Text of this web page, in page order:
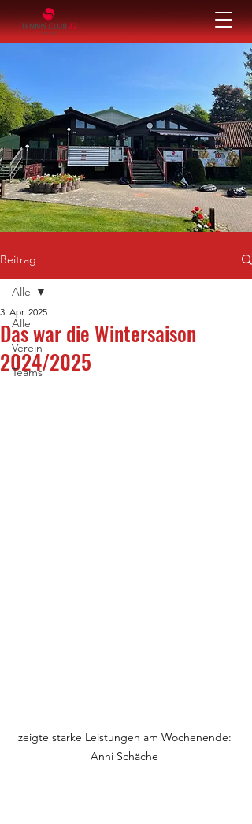
Beitrag
Alle
Verein
Teams
Alle
Das war die Wintersaison
2024/2025
3. Apr. 2025
zeigte starke Leistungen am Wochenende:
Anni Schäche